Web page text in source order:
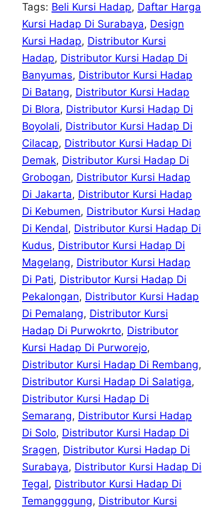
Tags: Beli Kursi Hadap, Daftar Harga
Kursi Hadap Di Surabaya, Design
Kursi Hadap, Distributor Kursi
Hadap, Distributor Kursi Hadap Di
Banyumas, Distributor Kursi Hadap
Di Batang, Distributor Kursi Hadap
Di Blora, Distributor Kursi Hadap Di
Boyolali, Distributor Kursi Hadap Di
Cilacap, Distributor Kursi Hadap Di
Demak, Distributor Kursi Hadap Di
Grobogan, Distributor Kursi Hadap
Di Jakarta, Distributor Kursi Hadap
Di Kebumen, Distributor Kursi Hadap
Di Kendal, Distributor Kursi Hadap Di
Kudus, Distributor Kursi Hadap Di
Magelang, Distributor Kursi Hadap
Di Pati, Distributor Kursi Hadap Di
Pekalongan, Distributor Kursi Hadap
Di Pemalang, Distributor Kursi
Hadap Di Purwokrto, Distributor
Kursi Hadap Di Purworejo
Distributor Kursi Hadap Di Rembang
Distributor Kursi Hadap Di Salatiga
Distributor Kursi Hadap Di
Semarang, Distributor Kursi Hadap
Di Solo, Distributor Kursi Hadap Di
Sragen, Distributor Kursi Hadap Di
Surabaya, Distributor Kursi Hadap Di
Tegal, Distributor Kursi Hadap Di
Temangggung, Distributor Kursi